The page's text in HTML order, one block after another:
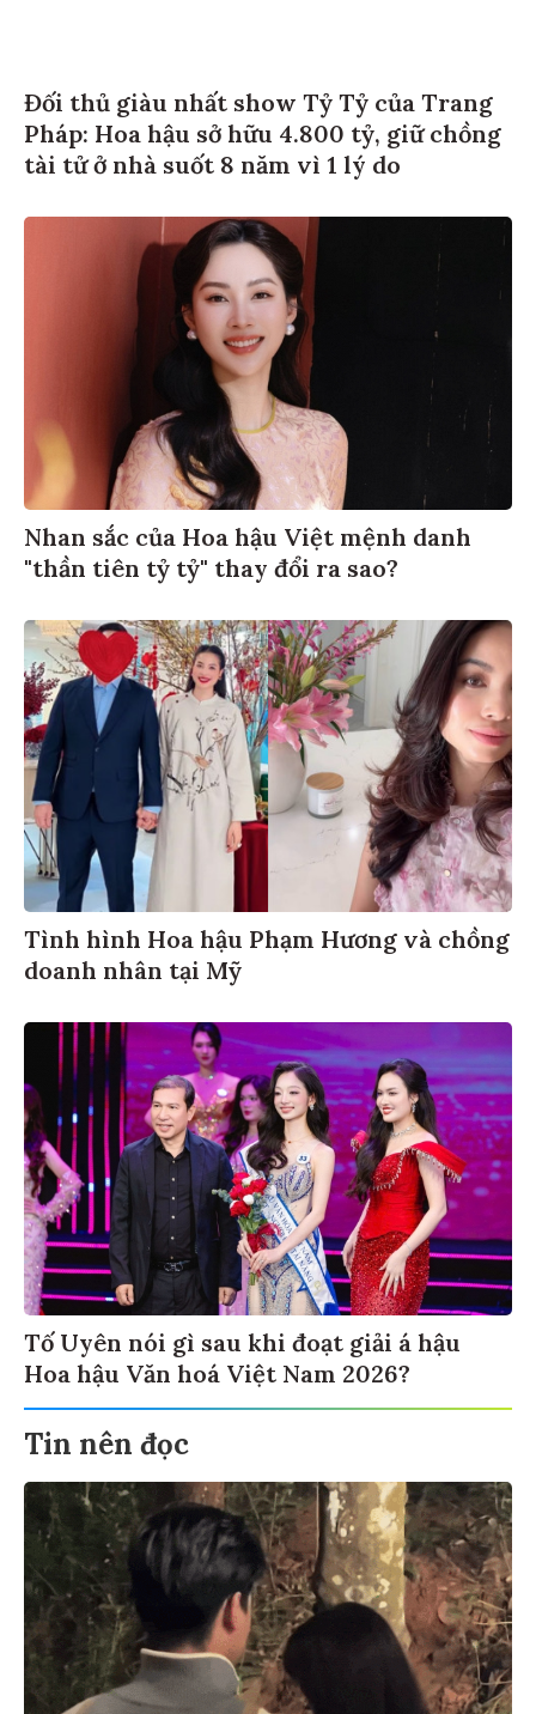
Đối thủ giàu nhất show Tỷ Tỷ của Trang
Pháp: Hoa hậu sở hữu 4.800 tỷ, giữ chồng
tài tử ở nhà suốt 8 năm vì 1 lý do
Nhan sắc của Hoa hậu Việt mệnh danh
"thần tiên tỷ tỷ" thay đổi ra sao?
Tình hình Hoa hậu Phạm Hương và chồng
doanh nhân tại Mỹ
Tố Uyên nói gì sau khi đoạt giải á hậu
Hoa hậu Văn hoá Việt Nam 2026?
Tin nên đọc